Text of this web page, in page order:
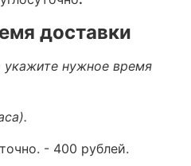
доставки
нужное время
- 400 рублей.